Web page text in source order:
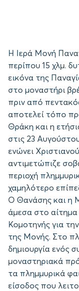
Η Ιερά Μονή
περίπου 15 χλμ.
εικόνα της
στο μοναστήρι
πριν από
αποτελεί τόπο
Θράκη και η
στις 23
ενώνει
αντιμετώπιζε
περιοχή
χαμηλότερο
Ο Θανάσης και η
άμεσα στο
Κομοτηνής για
της Μονής. Στο
δημιουργία ενός
μοναστηριακά
τα πλημμυρικά
είσοδος που